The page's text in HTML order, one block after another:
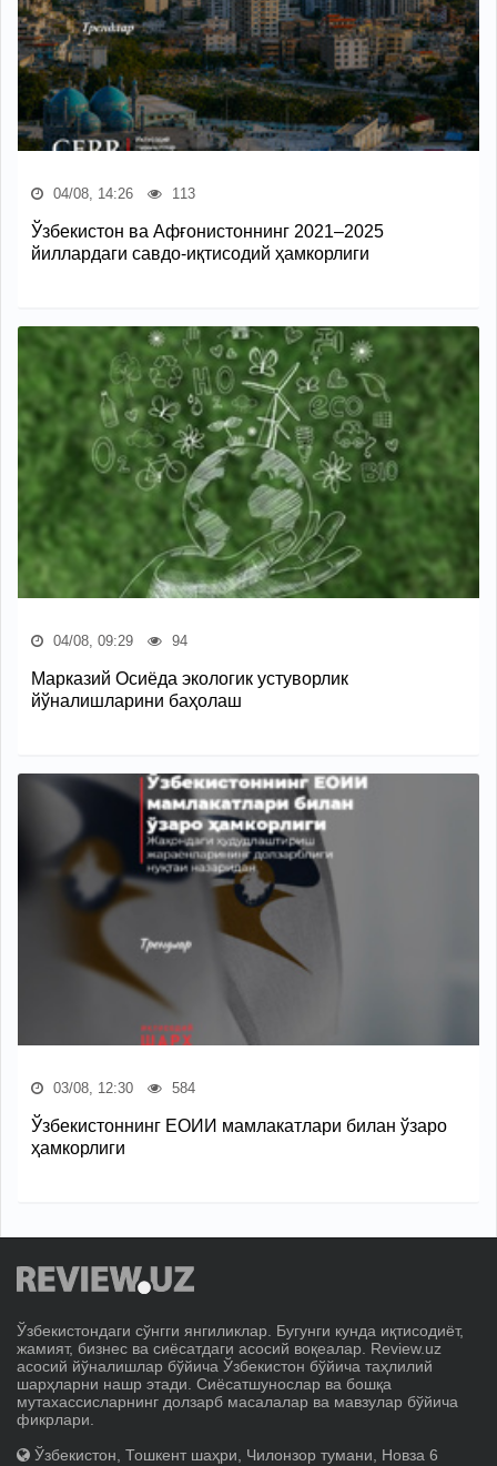
04/08, 14:26 113
Ўзбекистон ва Афғонистоннинг 2021–2025
йиллардаги савдо-иқтисодий ҳамкорлиги
04/08, 09:29 94
Марказий Осиёда экологик устуворлик
йўналишларини баҳолаш
03/08, 12:30 584
Ўзбекистоннинг ЕОИИ мамлакатлари билан ўзаро
ҳамкорлиги
Ўзбекистондаги сўнгги янгиликлар. Бугунги кунда иқтисодиёт,
жамият, бизнес ва сиёсатдаги асосий воқеалар. Review.uz
асосий йўналишлар бўйича Ўзбекистон бўйича таҳлилий
шарҳларни нашр этади. Сиёсатшунослар ва бошқа
мутахассисларнинг долзарб масалалар ва мавзулар бўйича
фикрлари.
Ўзбекистон, Тошкент шаҳри, Чилонзор тумани, Новза 6